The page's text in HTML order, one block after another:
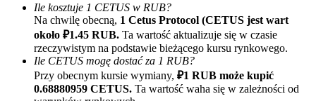
Polecaj
Zaproś przyjaciela, aby otrzymać nagrody pieniężne
Deposit CASHCAT & Win
Ile kosztuje 1 CETUS w RUB?
Na chwilę obecną, 1 Cetus Protocol (CETUS jest wart
około ₽1.45 RUB. Ta wartość aktualizuje się w czasie
rzeczywistym na podstawie bieżącego kursu rynkowego.
Ile CETUS mogę dostać za 1 RUB?
Przy obecnym kursie wymiany, ₽1 RUB może kupić
0.68880959 CETUS. Ta wartość waha się w zależności od